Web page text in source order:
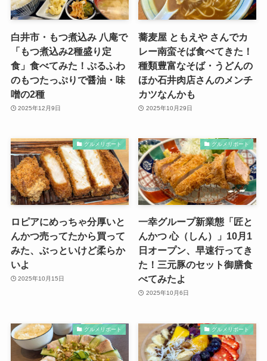
白井市・もつ煮込み 八庵で
「もつ煮込み2種盛り定
食」食べてみた！ぷるふわ
のもつたっぷりで醤油・味
噌の2種
2025年12月9日
蕎麦屋 ともえや さんでカ
レー南蛮そば食べてきた！
種類豊富なそば・うどんの
ほか石井肉店さんのメンチ
カツなんかも
2025年10月29日
グルメリポート
ロピアにめっちゃ分厚いと
んかつ売ってたから買って
みた、ぶっといけど柔らか
いよ
2025年10月15日
グルメリポート
一幸グループ新業態「匠と
んかつ 心（しん）」10月1
日オープン、早速行ってき
た！三元豚のセット御膳食
べてみたよ
2025年10月6日
グルメリポート グルメリポート